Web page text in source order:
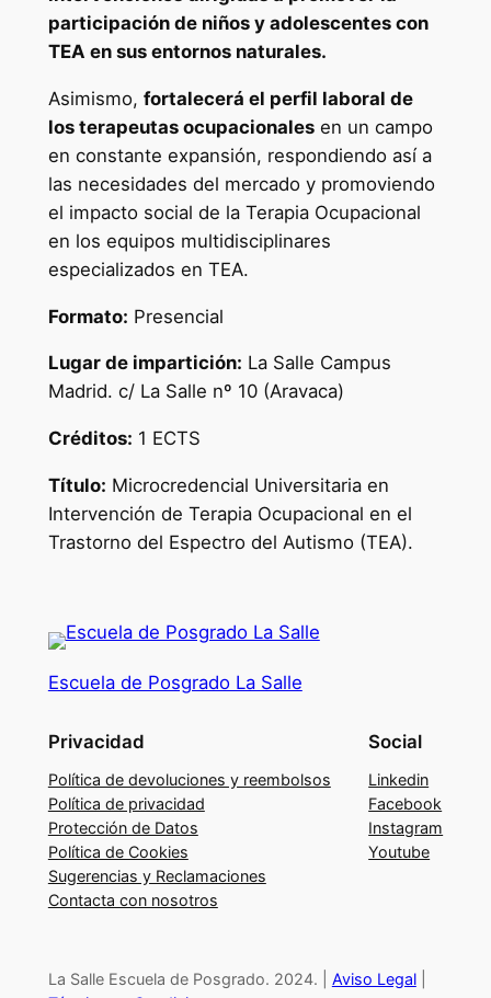
r
i
e
n
I
n
t
e
r
v
n
c
ó
n
d
e
a
p
a
c
u
p
a
c
participación de niños y adolescentes con
TEA en sus entornos naturales.
Asimismo, fortalecerá el perfil laboral de
los terapeutas ocupacionalesen un campo
en constante expansión, respondiendo así a
las necesidades del mercado y promoviendo
el impacto social de la Terapia Ocupacional
en los equipos multidisciplinares
especializados en TEA.
Formato: Presencial
Lugar de impartición: La Salle Campus
Madrid. c/ La Salle nº 10 (Aravaca)
Créditos: 1 ECTS
Título: Microcredencial Universitaria en
Intervención de Terapia Ocupacional en el
Trastorno del Espectro del Autismo (TEA).
Escuela de Posgrado La Salle
Privacidad
Política de devoluciones y reembolsos
Política de privacidad
Protección de Datos
Política de Cookies
Sugerencias y Reclamaciones
Contacta con nosotros
Social
Linkedin
Facebook
Instagram
Youtube
La Salle Escuela de Posgrado. 2024. | Aviso Legal|